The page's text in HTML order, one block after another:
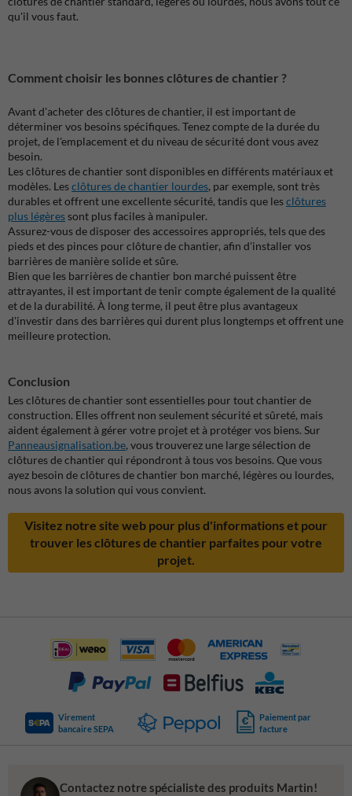
qu'il vous faut.
Comment choisir les bonnes clôtures de chantier ?
Avant d'acheter des clôtures de chantier, il est important de
déterminer vos besoins spécifiques. Tenez compte de la durée du
projet, de l'emplacement et du niveau de sécurité dont vous avez
besoin.
Les clôtures de chantier sont disponibles en différents matériaux et
modèles. Lesclôtures de chantier lourdes, par exemple, sont très
durables et offrent une excellente sécurité, tandis que lesclôtures
plus légèressont plus faciles à manipuler.
Assurez-vous de disposer des accessoires appropriés, tels que des
pieds et des pinces pour clôture de chantier, afin d'installer vos
barrières de manière solide et sûre.
Bien que les barrières de chantier bon marché puissent être
attrayantes, il est important de tenir compte également de la qualité
et de la durabilité. À long terme, il peut être plus avantageux
d'investir dans des barrières qui durent plus longtemps et offrent une
meilleure protection.
Conclusion
Les clôtures de chantier sont essentielles pour tout chantier de
construction. Elles offrent non seulement sécurité et sûreté, mais
aident également à gérer votre projet et à protéger vos biens. Sur
Panneausignalisation.be, vous trouverez une large sélection de
clôtures de chantier qui répondront à tous vos besoins. Que vous
ayez besoin de clôtures de chantier bon marché, légères ou lourdes,
nous avons la solution qui vous convient.
Visitez notre site web pour plus d'informations et pour
trouver les clôtures de chantier parfaites pour votre
projet.
Virement
bancaire SEPA
Paiement par
facture
Contactez notre spécialiste des produits Martin!